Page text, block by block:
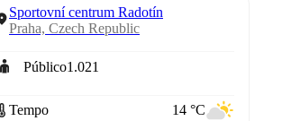
Sportovní centrum Radotín
Praha, Czech Republic
Público1.021
Tempo 14 °C